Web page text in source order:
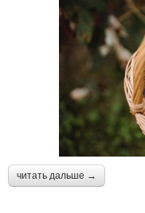
читать дальше →